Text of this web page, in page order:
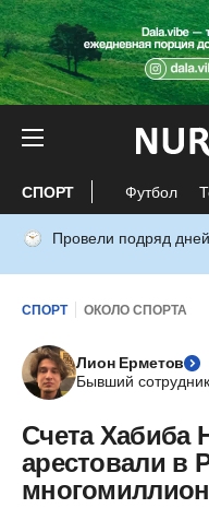
СПОРТ Футбол
Провели подряд
СПОРТ ОКОЛО СПОРТА
Лион Ерметов
Бывший сотрудник
Счета Хабиба
арестовали в